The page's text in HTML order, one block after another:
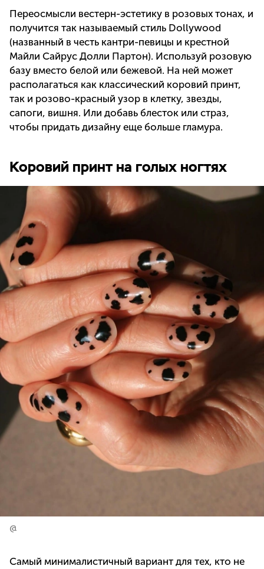
Переосмысли вестерн-эстетику в розовых тонах, и
получится так называемый стиль Dollywood
(названный в честь кантри-певицы и крестной
Майли Сайрус Долли Партон). Используй розовую
базу вместо белой или бежевой. На ней может
располагаться как классический коровий принт,
так и розово-красный узор в клетку, звезды,
сапоги, вишня. Или добавь блесток или страз,
чтобы придать дизайну еще больше гламура.
Коровий принт на голых ногтях
@
Самый минималистичный вариант для тех, кто не